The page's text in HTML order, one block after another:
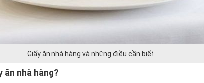
Giấy ăn nhà hàng và những điều cần biết
ăn nhà hàng?